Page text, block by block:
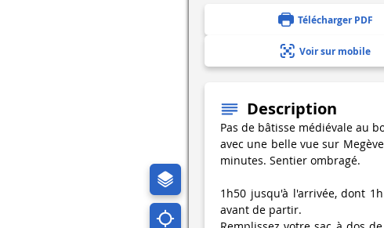
Télécharger PDF
Voir sur mobile
Description
Pas de bâtisse médiévale au
avec une belle vue sur
minutes. Sentier ombragé.
1h50 jusqu'à l'arrivée, dont
avant de partir.